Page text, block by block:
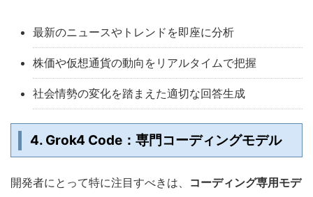
最新のニュースやトレンドを即座に分析
株価や仮想通貨の動向をリアルタイムで把握
社会情勢の変化を踏まえた適切な回答生成
4. Grok4 Code：専門コーディングモデル
開発者にとって特に注目すべきは、 コーディング専用モデ